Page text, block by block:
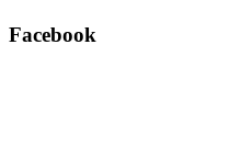
Facebook